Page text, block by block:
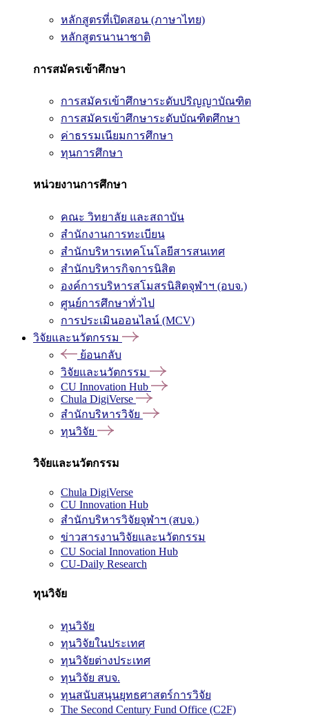
หลักสูตรที่เปิดสอน (ภาษาไทย)
หลักสูตรนานาชาติ
การสมัครเข้าศึกษา
การสมัครเข้าศึกษาระดับปริญญาบัณฑิต
การสมัครเข้าศึกษาระดับบัณฑิตศึกษา
ค่าธรรมเนียมการศึกษา
ทุนการศึกษา
หน่วยงานการศึกษา
คณะ วิทยาลัย และสถาบัน
สำนักงานการทะเบียน
สำนักบริหารเทคโนโลยีสารสนเทศ
สำนักบริหารกิจการนิสิต
องค์การบริหารสโมสรนิสิตจุฬาฯ (อบจ.)
ศูนย์การศึกษาทั่วไป
การประเมินออนไลน์ (MCV)
วิจัยและนวัตกรรม
ย้อนกลับ
วิจัยและนวัตกรรม
CU Innovation Hub
Chula DigiVerse
สำนักบริหารวิจัย
ทุนวิจัย
วิจัยและนวัตกรรม
Chula DigiVerse
CU Innovation Hub
สำนักบริหารวิจัยจุฬาฯ (สบจ.)
ข่าวสารงานวิจัยและนวัตกรรม
CU Social Innovation Hub
CU-Daily Research
ทุนวิจัย
ทุนวิจัย
ทุนวิจัยในประเทศ
ทุนวิจัยต่างประเทศ
ทุนวิจัย สบจ.
ทุนสนับสนุนยุทธศาสตร์การวิจัย
The Second Century Fund Office (C2F)